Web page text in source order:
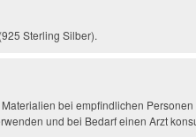
Sterling Silber).
bei empfindlichen
und bei Bedarf einen Arzt